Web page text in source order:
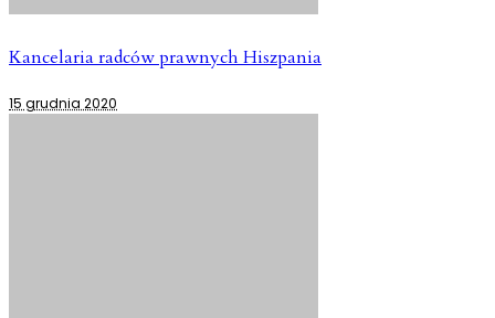
Kancelaria radców prawnych Hiszpania
15 grudnia 2020